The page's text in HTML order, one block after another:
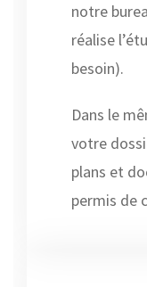
notre
réalise
besoin).
Dans le
votre
plans et
permis de